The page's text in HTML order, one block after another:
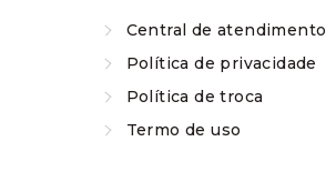
Central de atendimento
Política de privacidade
Política de troca
Termo de uso